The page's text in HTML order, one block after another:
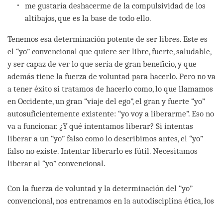
me gustaría deshacerme de la compulsividad de los
altibajos, que es la base de todo ello.
Tenemos esa determinación potente de ser libres. Este es
el “yo” convencional que quiere ser libre, fuerte, saludable,
y ser capaz de ver lo que sería de gran beneficio, y que
además tiene la fuerza de voluntad para hacerlo. Pero no va
a tener éxito si tratamos de hacerlo como, lo que llamamos
en Occidente, un gran “viaje del ego”, el gran y fuerte “yo”
autosuficientemente existente: “yo voy a liberarme”. Eso no
va a funcionar. ¿Y qué intentamos liberar? Si intentas
liberar a un “yo” falso como lo describimos antes, el “yo”
falso no existe. Intentar liberarlo es fútil. Necesitamos
liberar al “yo” convencional.
Con la fuerza de voluntad y la determinación del “yo”
convencional, nos entrenamos en la autodisciplina ética, los